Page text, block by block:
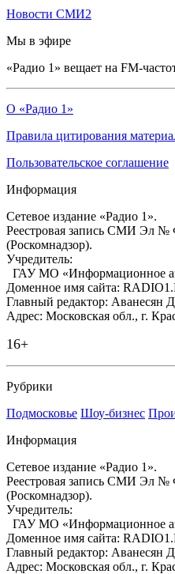
Новости СМИ2
Мы в эфире
«Радио 1» вещает на FM-
О «Радио 1»
Правила цитирования
Пользовательское соглашение
Информация
Сетевое издание «Радио 1».
Реестровая запись СМИ Эл №
(Роскомнадзор).
Учредитель:
ГАУ МО «Информационное
Доменное имя сайта:
Главный редактор: Аванесян
Адрес: Московская обл., г.
16+
Рубрики
Подмосковье Шоу-бизнес
Информация
Сетевое издание «Радио 1».
Реестровая запись СМИ Эл №
(Роскомнадзор).
Учредитель:
ГАУ МО «Информационное
Доменное имя сайта:
Главный редактор: Аванесян
Адрес: Московская обл., г.